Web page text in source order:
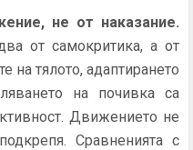
не от наказание.
от самокритика, а от
на тялото, адаптирането
на почивка са
Движението не
Сравненията с